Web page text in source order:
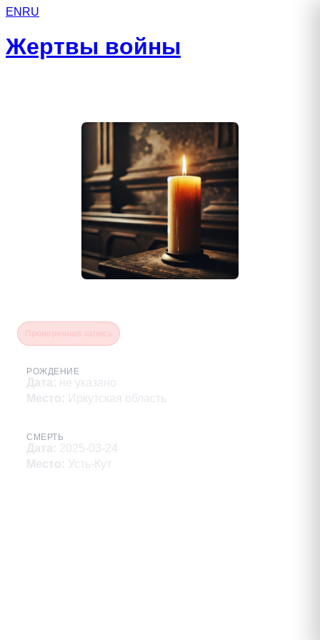
EN RU
Жертвы войны
РОЖДЕНИЕ
Дата: не указано
Место: Иркутская область
СМЕРТЬ
Дата: 2025-03-24
Место: Усть-Кут